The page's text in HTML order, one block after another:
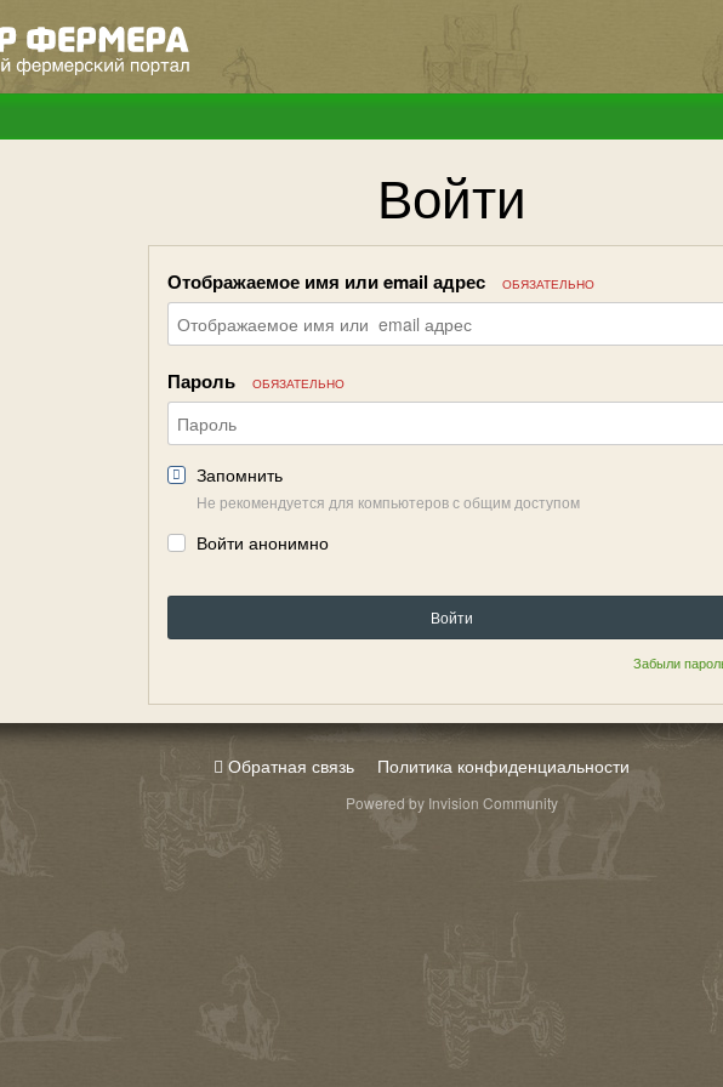
Войти
Отображаемое имя или email адрес ОБЯЗАТЕЛЬНО
Пароль ОБЯЗАТЕЛЬНО
Запомнить
Не рекомендуется для компьютеров с общим доступом
Войти анонимно
Войти
Забыли
Обратная связь Политика конфиденциальности
Powered by Invision Community